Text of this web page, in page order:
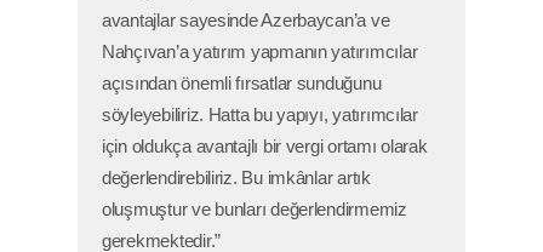
avantajlar sayesinde Azerbaycan’a ve
Nahçıvan’a yatırım yapmanın yatırımcılar
açısından önemli fırsatlar sunduğunu
söyleyebiliriz. Hatta bu yapıyı, yatırımcılar
için oldukça avantajlı bir vergi ortamı olarak
değerlendirebiliriz. Bu imkânlar artık
oluşmuştur ve bunları değerlendirmemiz
gerekmektedir.”